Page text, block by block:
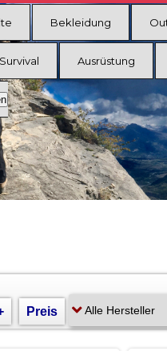
Bekleidung
Ausrüstung
Preis